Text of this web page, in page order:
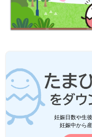
妊娠日数や生
妊娠中から